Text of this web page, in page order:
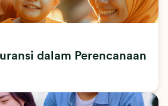
dalam Perencanaan